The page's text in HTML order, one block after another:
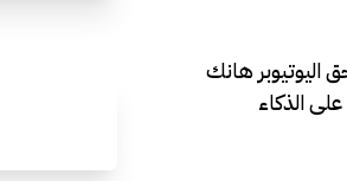
هانك
الذكاء